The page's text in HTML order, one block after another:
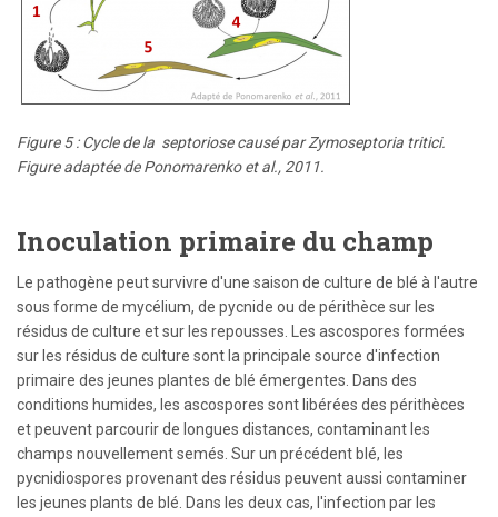
Figure 5 : Cycle de la septoriose causé par Zymoseptoria tritici.
Figure adaptée de Ponomarenko et al., 2011.
Inoculation primaire du champ
Le pathogène peut survivre d'une saison de culture de blé à l'autre
sous forme de mycélium, de pycnide ou de périthèce sur les
résidus de culture et sur les repousses. Les ascospores formées
sur les résidus de culture sont la principale source d'infection
primaire des jeunes plantes de blé émergentes. Dans des
conditions humides, les ascospores sont libérées des périthèces
et peuvent parcourir de longues distances, contaminant les
champs nouvellement semés. Sur un précédent blé, les
pycnidiospores provenant des résidus peuvent aussi contaminer
les jeunes plants de blé. Dans les deux cas, l'infection par les